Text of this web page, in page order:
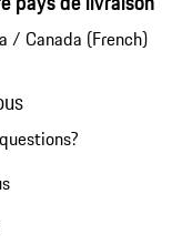
/ Canada (French)